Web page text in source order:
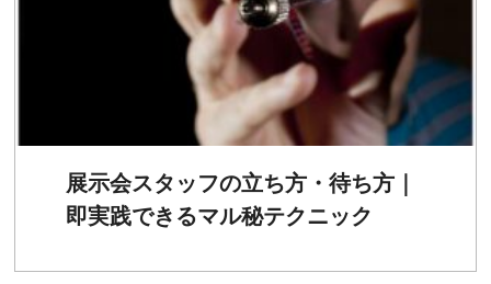
展示会スタッフの立ち方・待ち方｜
即実践できるマル秘テクニック